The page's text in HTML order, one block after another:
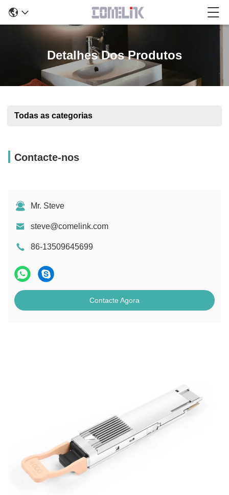
Detalhes Dos Produtos
Todas as categorias
Contacte-nos
Mr. Steve
steve@comelink.com
86-13509645699
Contacte Agora